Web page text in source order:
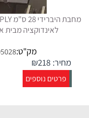
לאינדוקציה מבית
מק"ט:
מחיר: ₪218
פרטים נוספים